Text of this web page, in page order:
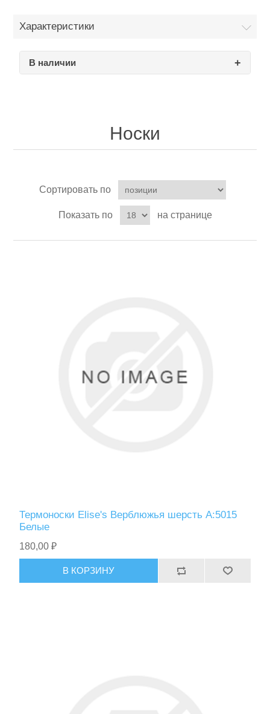
Контакты
Характеристики
В наличии
Носки
Сортировать по
Показать по на странице
Термоноски Elise's Верблюжья шерсть A:5015
Белые
180,00 ₽
В КОРЗИНУ